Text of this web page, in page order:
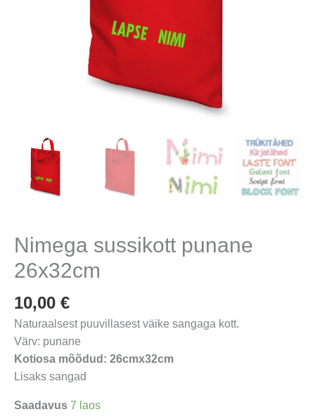
Nimega sussikott punane
26x32cm
10,00 €
Naturaalsest puuvillasest väike sangaga kott.
Värv: punane
Kotiosa mõõdud: 26cmx32cm
Lisaks sangad
Saadavus 7 laos